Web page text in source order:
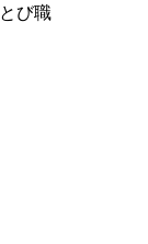
とび職